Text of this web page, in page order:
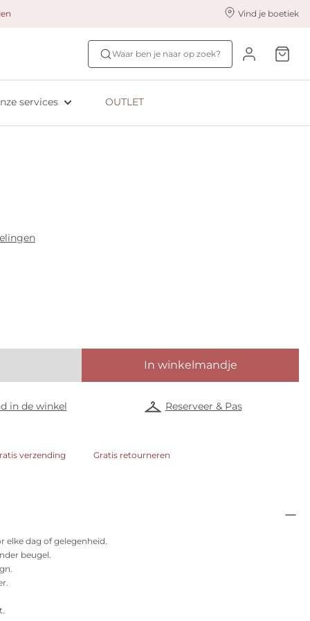
Vind je boetiek
Waar ben je naar op zoek?
Aubade
Empreinte
services
styling services Ontdek jouw maat
Bh-maat test
OUTLET
In winkelmandje
in de winkel Reserveer & Pas
verzending Gratis retourneren
elke dag of gelegenheid.
beugel.